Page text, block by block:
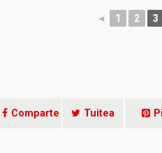
◄ 1 2 3
Comparte Tuitea